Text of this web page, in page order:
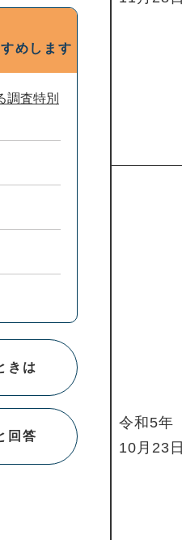
令和5年
10月23日
めします
調査特別
きは
回答